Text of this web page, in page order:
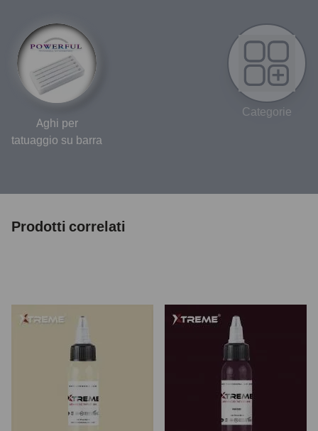
Aghi per
tatuaggio su barra
Categorie
Prodotti correlati